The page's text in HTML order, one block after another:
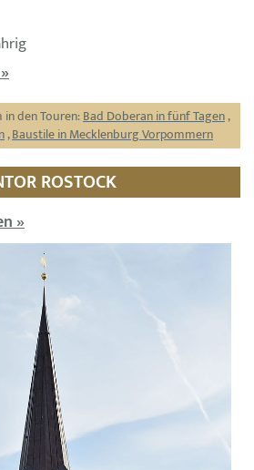
den Touren:Bad Doberan in fünf Tagen,
,Baustile in Mecklenburg Vorpommern
ROSTOCK
»